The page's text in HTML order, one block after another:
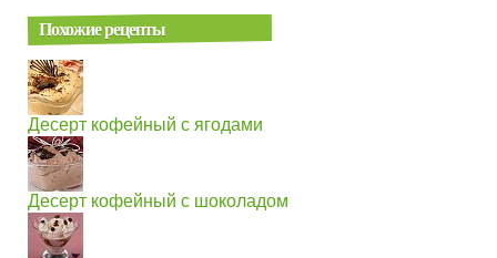
Похожие рецепты
Десерт кофейный с ягодами
Десерт кофейный с шоколадом